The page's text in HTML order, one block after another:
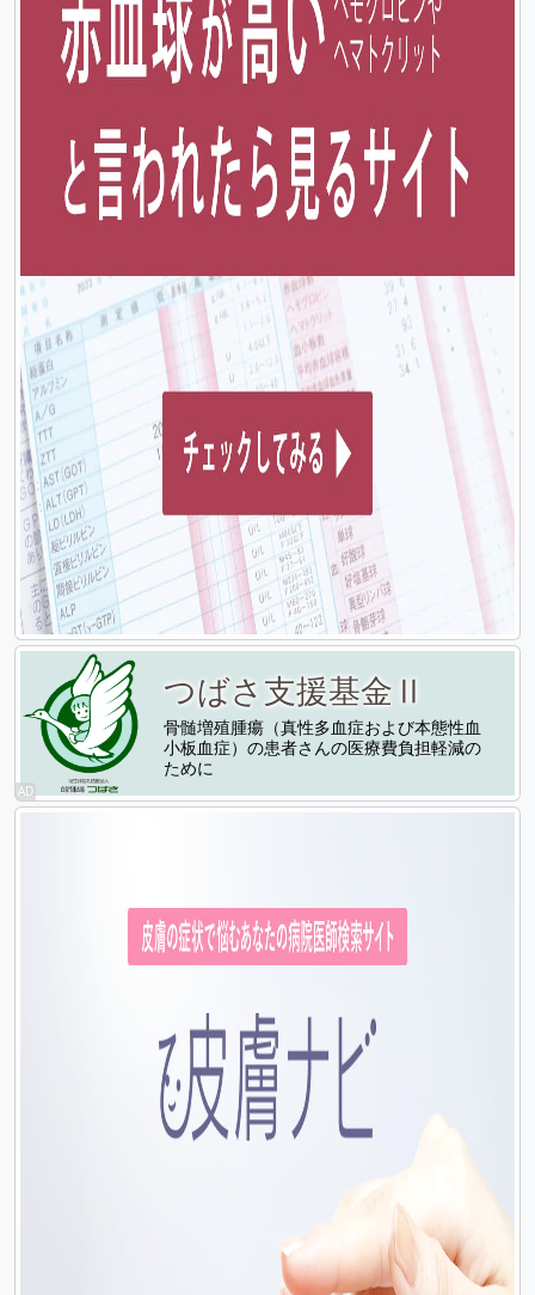
つばさ支援基金Ⅱ
骨髄増殖腫瘍（真性多血症および本態性血
小板血症）の患者さんの医療費負担軽減の
ために